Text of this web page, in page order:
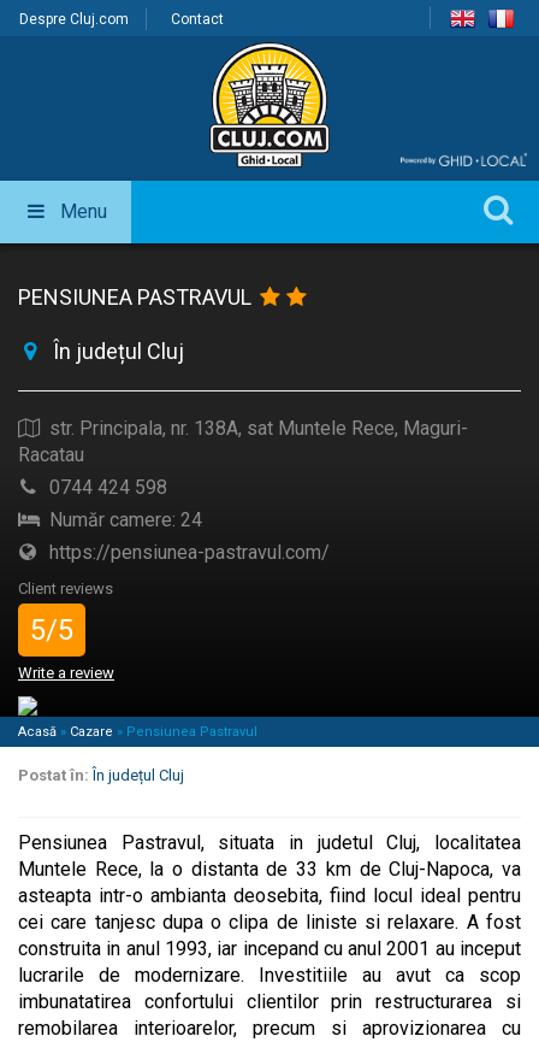
Despre Cluj.com Contact
Menu
PENSIUNEA PASTRAVUL
În județul Cluj
str. Principala, nr. 138A, sat Muntele Rece, Maguri-
Racatau
0744 424 598
Număr camere: 24
https://pensiunea-pastravul.com/
Client reviews
5/5
Write a review
Acasă » Cazare » Pensiunea Pastravul
Postat în: În județul Cluj
Pensiunea Pastravul, situata in judetul Cluj, localitatea
Muntele Rece, la o distanta de 33 km de Cluj-Napoca, va
asteapta intr-o ambianta deosebita, fiind locul ideal pentru
cei care tanjesc dupa o clipa de liniste si relaxare. A fost
construita in anul 1993, iar incepand cu anul 2001 au inceput
lucrarile de modernizare. Investitiile au avut ca scop
imbunatatirea confortului clientilor prin restructurarea si
remobilarea interioarelor, precum si aprovizionarea cu